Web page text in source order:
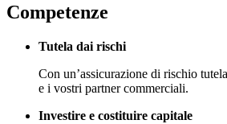
Competenze
Tutela dai rischi
Con un’assicurazione di rischio
e i vostri partner commerciali.
Investire e costituire capitale